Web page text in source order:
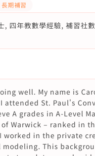
長期補習
, 四年教數學經驗, 補習社
well. My name is
St. Paul's
A grades in A-Level
Warwick – ranked in
worked in the private
This